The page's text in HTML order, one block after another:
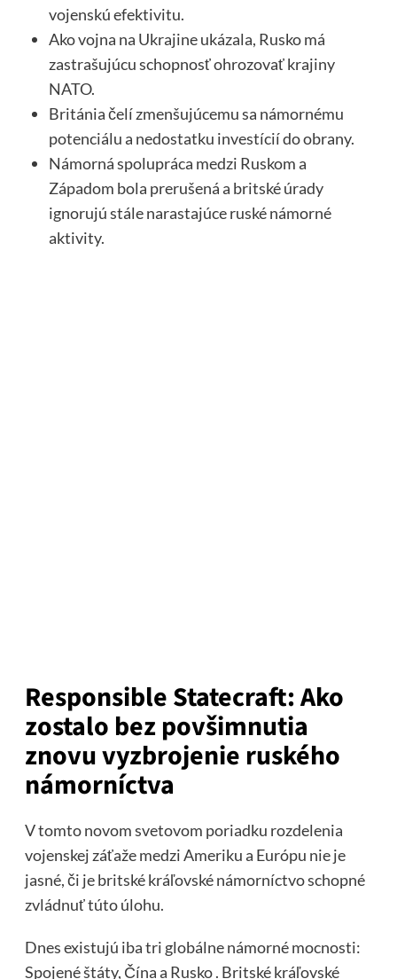
vojenskú efektivitu.
Ako vojna na Ukrajine ukázala, Rusko má
zastrašujúcu schopnosť ohrozovať krajiny
NATO.
Británia čelí zmenšujúcemu sa námornému
potenciálu a nedostatku investícií do obrany.
Námorná spolupráca medzi Ruskom a
Západom bola prerušená a britské úrady
ignorujú stále narastajúce ruské námorné
aktivity.
Responsible Statecraft: Ako
zostalo bez povšimnutia
znovu vyzbrojenie ruského
námorníctva
V tomto novom svetovom poriadku rozdelenia
vojenskej záťaže medzi Ameriku a Európu nie je
jasné, či je britské kráľovské námorníctvo schopné
zvládnuť túto úlohu.
Dnes existujú iba tri globálne námorné mocnosti:
Spojené štáty, Čína a Rusko . Britské kráľovské